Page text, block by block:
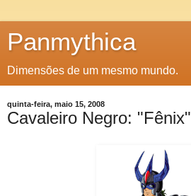
Panmythica
Dimensões de um mesmo mundo.
quinta-feira, maio 15, 2008
Cavaleiro Negro: "Fênix"